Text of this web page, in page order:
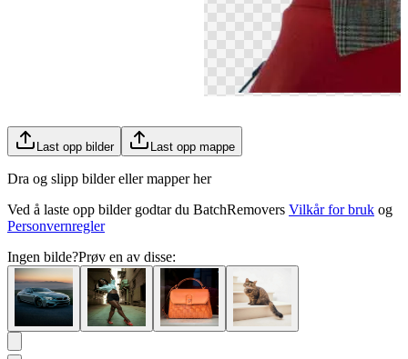
Last opp bilder Last opp mappe
Dra og slipp bilder eller mapper her
Ved å laste opp bilder godtar du BatchRemovers Vilkår for bruk og
Personvernregler
Ingen bilde?Prøv en av disse: